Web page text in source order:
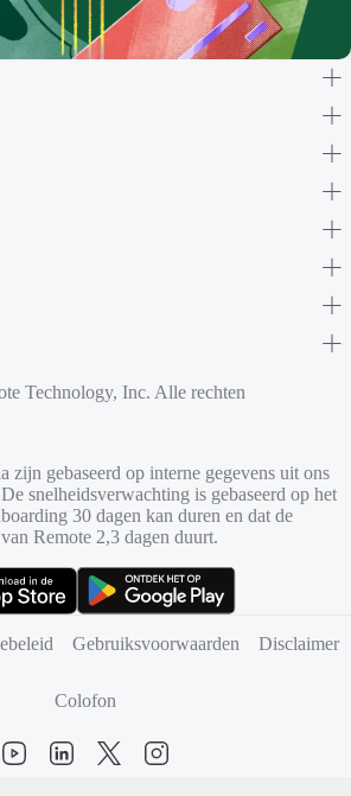
Technology, Inc. Alle rechten
zijn gebaseerd op interne gegevens uit ons
snelheidsverwachting is gebaseerd op het
30 dagen kan duren en dat de
Remote 2,3 dagen duurt.
Gebruiksvoorwaarden Disclaimer
Colofon